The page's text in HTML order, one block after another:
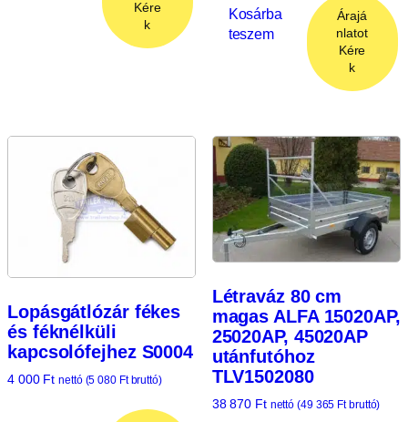
Kére
k
Kosárba
teszem
Árajá
nlatot
Kére
k
Lopásgátlózár fékes
és féknélküli
kapcsolófejhez S0004
4 000 Ft nettó (5 080 Ftbruttó)
Létraváz 80 cm
magas ALFA 15020AP,
25020AP, 45020AP
utánfutóhoz
TLV1502080
38 870 Ft nettó (49 365 Ftbruttó)